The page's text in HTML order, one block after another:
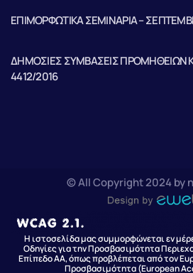
ΕΠΙΜΟΡΦΩΤΙΚΑ ΣΕΜΙΝΑΡΙΑ –
ΔΗΜΟΣΙΕΣ ΣΥΜΒΑΣΕΙΣ ΠΡΟΜΗΘΕΙΩΝ
4412/2016
© All Copyright 2024 by
Η ιστοσελίδα μας συμμορφώνεται εν
Οδηγίες για την Προσβασιμότητα
Επίπεδο AA, όπως προβλέπεται από τον
Προσβασιμότητα (European